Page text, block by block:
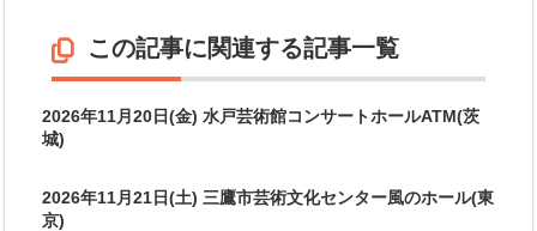
この記事に関連する記事一覧
2026年11月20日(金) 水戸芸術館コンサートホールATM(茨
城)
2026年11月21日(土) 三鷹市芸術文化センター風のホール(東
京)